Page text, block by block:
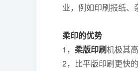
业，例如印刷报纸、
柔印的优势
1， 柔版印刷机极其
2，比平版印刷更快